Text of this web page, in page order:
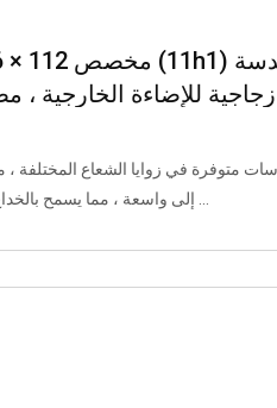
زجاجية للإضاءة الخارجية ،
و 7070._ 复制 _ 复制
متوفرة في زوايا الشعاع المختلفة